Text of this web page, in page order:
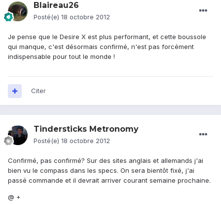
Blaireau26
Posté(e) 18 octobre 2012
Je pense que le Desire X est plus performant, et cette boussole
qui manque, c'est désormais confirmé, n'est pas forcément
indispensable pour tout le monde !
Citer
Tindersticks Metronomy
Posté(e) 18 octobre 2012
Confirmé, pas confirmé? Sur des sites anglais et allemands j'ai
bien vu le compass dans les specs. On sera bientôt fixé, j'ai
passé commande et il devrait arriver courant semaine prochaine.
@ +